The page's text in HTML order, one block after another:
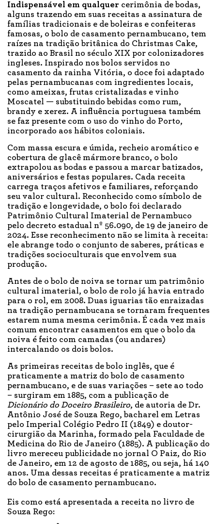
Indispensável em qualquer cerimônia de bodas,
alguns trazendo em suas receitas a assinatura de
famílias tradicionais e de boleiras e confeiteras
famosas, o bolo de casamento pernambucano, tem
raízes na tradição britânica do Christmas Cake,
trazido ao Brasil no século XIX por colonizadores
ingleses. Inspirado nos bolos servidos no
casamento da rainha Vitória, o doce foi adaptado
pelas pernambucanas com ingredientes locais,
como ameixas, frutas cristalizadas e vinho
Moscatel — substituindo bebidas como rum,
brandy e xerez. A influência portuguesa também
se faz presente com o uso do vinho do Porto,
incorporado aos hábitos coloniais.
Com massa escura e úmida, recheio aromático e
cobertura de glacê mármore branco, o bolo
extrapolou as bodas e passou a marcar batizados,
aniversários e festas populares. Cada receita
carrega traços afetivos e familiares, reforçando
seu valor cultural. Reconhecido como símbolo de
tradição e longevidade, o bolo foi declarado
Patrimônio Cultural Imaterial de Pernambuco
pelo decreto estadual nº 56.090, de 19 de janeiro de
2024. Esse reconhecimento não se limita à receita:
ele abrange todo o conjunto de saberes, práticas e
tradições socioculturais que envolvem sua
produção.
Antes de o bolo de noiva se tornar um patrimônio
cultural imaterial, o bolo de rolo já havia entrado
para o rol, em 2008. Duas iguarias tão enraizadas
na tradição pernambucana se tornaram frequentes
estarem numa mesma cerimônia. É cada vez mais
comum encontrar casamentos em que o bolo da
noiva é feito com camadas (ou andares)
intercalando os dois bolos.
As primeiras receitas de bolo inglês, que é
praticamente a matriz do bolo de casamento
pernambucano, e de suas variações – sete ao todo
– surgiram em 1885, com a publicação de
Dicionário do Doceiro Brasileiro, de autoria de Dr.
Antônio José de Souza Rego, bacharel em Letras
pelo Imperial Colégio Pedro II (1849) e doutor-
cirurgião da Marinha, formado pela Faculdade de
Medicina do Rio de Janeiro (1885). A publicação do
livro mereceu publicidade no jornal O Paiz, do Rio
de Janeiro, em 12 de agosto de 1885, ou seja, há 140
anos. Uma dessas receitas é praticamente a matriz
do bolo de casamento pernambucano.
Eis como está apresentada a receita no livro de
Souza Rego: